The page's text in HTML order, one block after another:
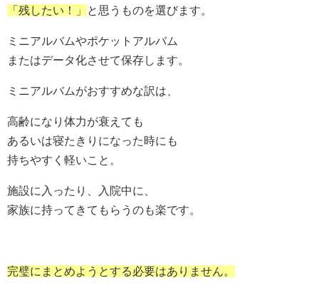
「残したい！」
と思うものを選びます。
ミニアルバムやポケットアルバム
またはデータ化させて保存します。
ミニアルバムがおすすめな訳は、
高齢になり体力が衰えても
あるいは寝たきりになった時にも
持ちやすく軽いこと。
施設に入ったり、入院中に、
家族に持ってきてもらうのも楽です。
完璧にまとめようとする必要はありません。